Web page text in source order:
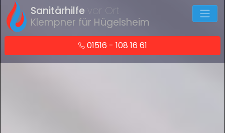
Sanitärhilfe vor Ort
Klempner für Hügelsheim
01516 - 108 16 61